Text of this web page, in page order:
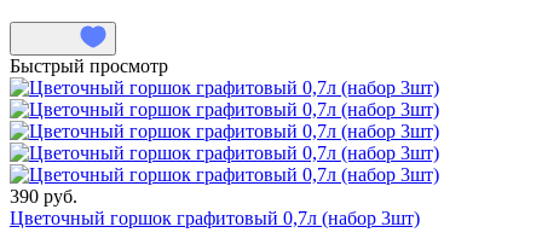
Быстрый просмотр
390 руб.
Цветочный горшок графитовый 0,7л (набор 3шт)